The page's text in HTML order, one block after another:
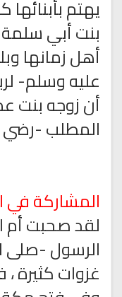
يهتم بأبنائها
بنت أبي
أهل زمانها
عليه وسلم-
أن زوجه بنت
المطلب -رضي
المشاركة في
لقد صحبت أم
الرسول -صلى
غزوات كثيرة